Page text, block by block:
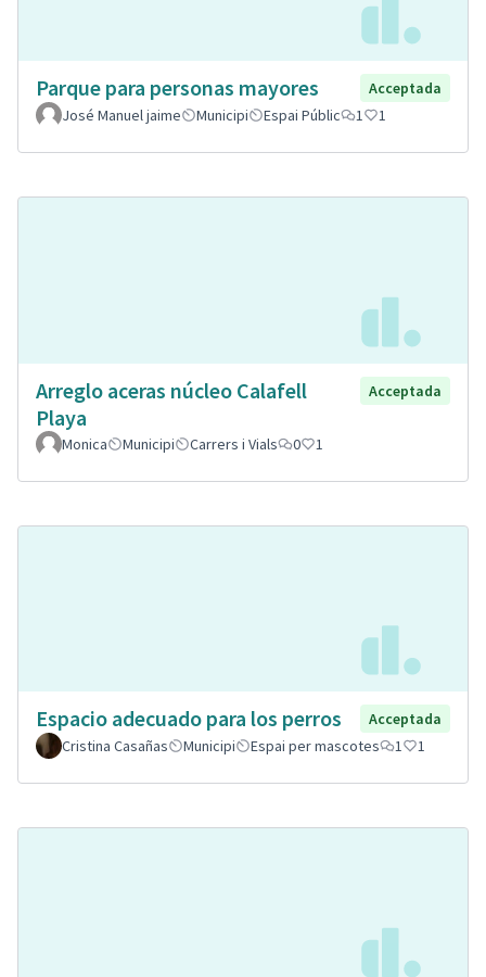
Parque para personas mayores
Acceptada
José Manuel jaime
Municipi Espai Públic 1 1
Arreglo aceras núcleo Calafell
Playa
Acceptada
Monica Municipi Carrers i Vials 0 1
Espacio adecuado para los perros
Acceptada
Cristina Casañas
Municipi Espai per mascotes 1 1